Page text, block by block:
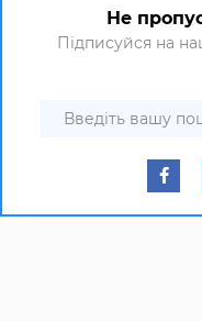
Не
Підписуйся на